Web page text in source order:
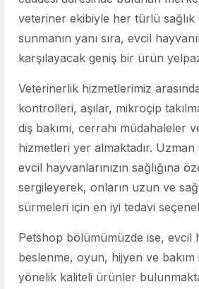
veteriner ekibiyle her türlü sağlık
sunmanın yanı sıra, evcil
karşılayacak geniş bir ürün
Veterinerlik hizmetlerimiz
kontrolleri, aşılar, mikroçip
diş bakımı, cerrahi müdahaleler
hizmetleri yer almaktadır.
evcil hayvanlarınızın sağlığına
sergileyerek, onların uzun ve
sürmeleri için en iyi tedavi
Petshop bölümümüzde ise, evcil
beslenme, oyun, hijyen ve bakım
yönelik kaliteli ürünler